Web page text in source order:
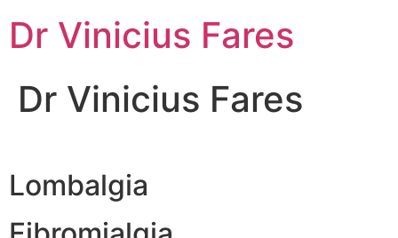
para
Dr Vinicius Fares
Dr Vinicius Fares
Lombalgia